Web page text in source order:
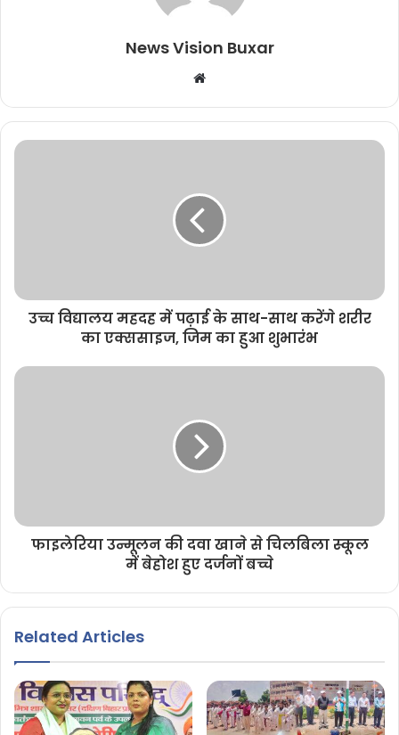
News Vision Buxar
b
s
e
उच्च विद्यालय महदह में पढ़ाई के साथ-साथ करेंगे शरीर
का एक्ससाइज, जिम का हुआ शुभारंभ
फाइलेरिया उन्मूलन की दवा खाने से चिलबिला स्कूल
में बेहोश हुए दर्जनों बच्चे
Related Articles